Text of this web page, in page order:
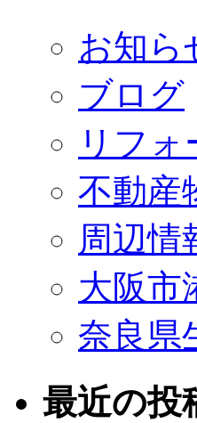
お知ら
ブログ
リフォ
不動産
周辺情
大阪市
奈良県
最近の投